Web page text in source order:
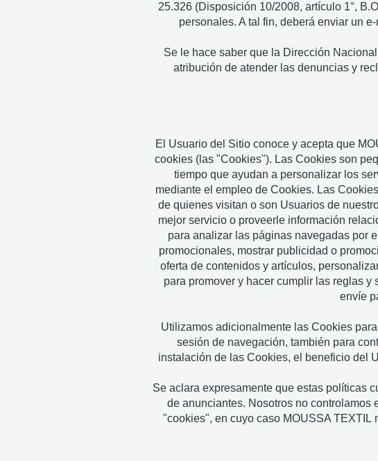
25.326 (Disposición 10/2008, artículo 1°,
personales. A tal fin, deberá enviar un
Se le hace saber que la Dirección
atribución de atender las denuncias y
El Usuario del Sitio conoce y acepta que
cookies (las "Cookies"). Las Cookies son
tiempo que ayudan a personalizar los
mediante el empleo de Cookies. Las
de quienes visitan o son Usuarios de
mejor servicio o proveerle información
para analizar las páginas navegadas por
promocionales, mostrar publicidad o
oferta de contenidos y artículos,
para promover y hacer cumplir las reglas
envíe
Utilizamos adicionalmente las Cookies
sesión de navegación, también para
instalación de las Cookies, el beneficio del
Se aclara expresamente que estas políticas
de anunciantes. Nosotros no controlamos
"cookies", en cuyo caso MOUSSA